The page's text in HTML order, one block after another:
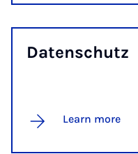
Datens­chutz
Learn more